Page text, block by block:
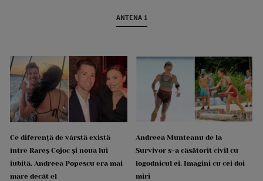
ANTENA 1
Ce diferență de vârstă există
între Rareș Cojoc și noua lui
iubită. Andreea Popescu era mai
mare decât el
Andreea Munteanu de la
Survivor s-a căsătorit civil cu
logodnicul ei. Imagini cu cei doi
miri